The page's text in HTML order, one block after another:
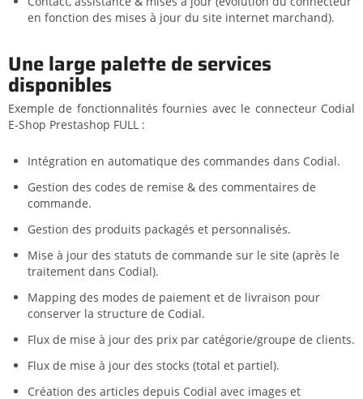
en fonction des mises à jour du site internet marchand).
Une large palette de services
disponibles
Exemple de fonctionnalités fournies avec le connecteur Codial
E-Shop Prestashop FULL :
Intégration en automatique des commandes dans Codial.
Gestion des codes de remise & des commentaires de
commande.
Gestion des produits packagés et personnalisés.
Mise à jour des statuts de commande sur le site (après le
traitement dans Codial).
Mapping des modes de paiement et de livraison pour
conserver la structure de Codial.
Flux de mise à jour des prix par catégorie/groupe de clients.
Flux de mise à jour des stocks (total et partiel).
Création des articles depuis Codial avec images et